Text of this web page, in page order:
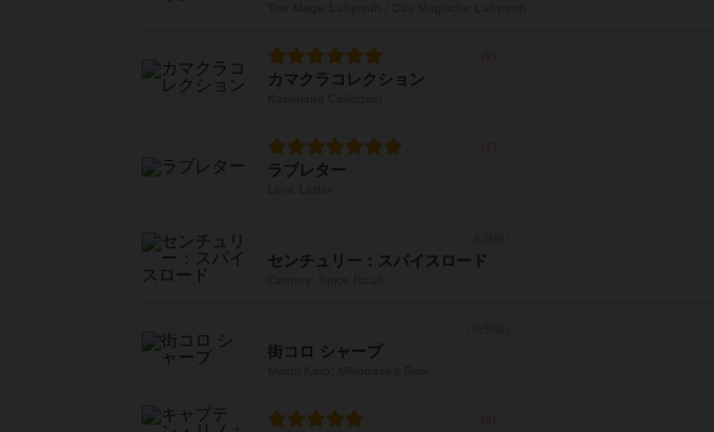
カマクラコレクション
ラブレター
センチュリー：スパイスロード
街コロ シャープ